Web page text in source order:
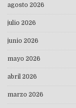
agosto 2026
julio 2026
junio 2026
mayo 2026
abril 2026
marzo 2026